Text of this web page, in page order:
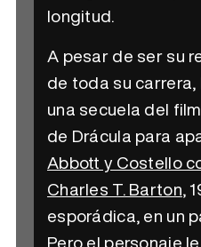
longitud.
A pesar de ser su
de toda su
una secuela del
de Drácula para
Abbott y Costello
Charles T. Barton,
esporádica, en un